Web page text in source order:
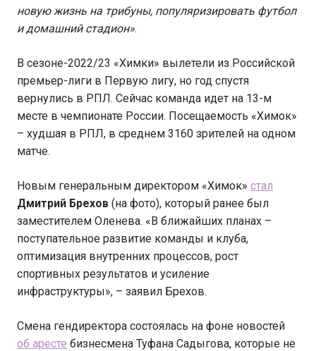
новую жизнь на трибуны, популяризировать футбол
и домашний стадион».
В сезоне-2022/23 «Химки» вылетели из Российской
премьер-лиги в Первую лигу, но год спустя
вернулись в РПЛ. Сейчас команда идет на 13-м
месте в чемпионате России. Посещаемость «Химок»
– худшая в РПЛ, в среднем 3160 зрителей на одном
матче.
Новым генеральным директором «Химок» стал
Дмитрий Брехов (на фото), который ранее был
заместителем Оленева. «В ближайших планах –
поступательное развитие команды и клуба,
оптимизация внутренних процессов, рост
спортивных результатов и усиление
инфраструктуры», – заявил Брехов.
Смена гендиректора состоялась на фоне новостей
об аресте бизнесмена Туфана Садыгова, которые не